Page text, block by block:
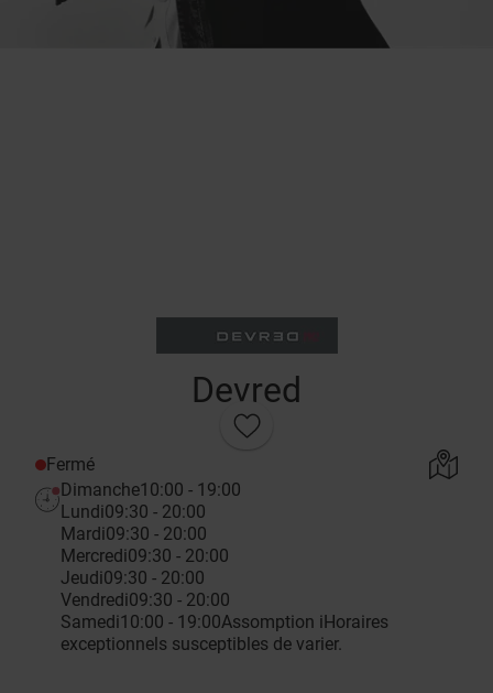
Devred
Fermé
Dimanche10:00 - 19:00
Lundi09:30 - 20:00
Mardi09:30 - 20:00
Mercredi09:30 - 20:00
Jeudi09:30 - 20:00
Vendredi09:30 - 20:00
Samedi10:00 - 19:00Assomption i Horaires
exceptionnels susceptibles de varier.